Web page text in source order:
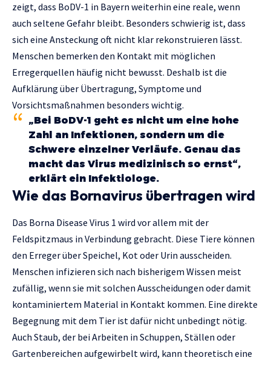
zeigt, dass BoDV-1 in Bayern weiterhin eine reale, wenn
auch seltene Gefahr bleibt. Besonders schwierig ist, dass
sich eine Ansteckung oft nicht klar rekonstruieren lässt.
Menschen bemerken den Kontakt mit möglichen
Erregerquellen häufig nicht bewusst. Deshalb ist die
Aufklärung über Übertragung, Symptome und
Vorsichtsmaßnahmen besonders wichtig.
„Bei BoDV-1 geht es nicht um eine hohe
Zahl an Infektionen, sondern um die
Schwere einzelner Verläufe. Genau das
macht das Virus medizinisch so ernst“,
erklärt ein Infektiologe.
Wie das Bornavirus übertragen wird
Das Borna Disease Virus 1 wird vor allem mit der
Feldspitzmaus in Verbindung gebracht. Diese Tiere können
den Erreger über Speichel, Kot oder Urin ausscheiden.
Menschen infizieren sich nach bisherigem Wissen meist
zufällig, wenn sie mit solchen Ausscheidungen oder damit
kontaminiertem Material in Kontakt kommen. Eine direkte
Begegnung mit dem Tier ist dafür nicht unbedingt nötig.
Auch Staub, der bei Arbeiten in Schuppen, Ställen oder
Gartenbereichen aufgewirbelt wird, kann theoretisch eine